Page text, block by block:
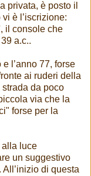
privata, è posto il
è l’iscrizione:
il console che
a.c..
l’anno 77, forse
ai ruderi della
strada da poco
via che la
forse per la
alla luce
un suggestivo
di questa